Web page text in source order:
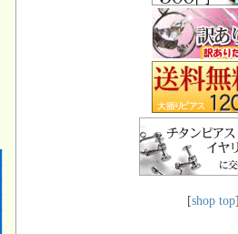
[shop top